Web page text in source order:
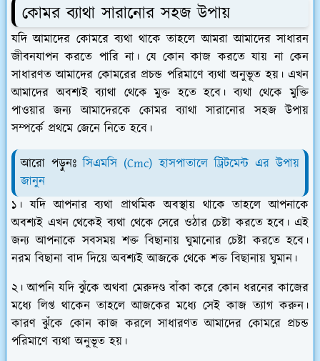
কোমর ব্যাথা সারানোর সহজ উপায়
যদি আমাদের কোমরে ব্যথা থাকে তাহলে আমরা আমাদের সাধারন
জীবনযাপন করতে পারি না। যে কোন কাজ করতে যায় না কেন
সাধারণত আমাদের কোমরের প্রচন্ড পরিমাণে ব্যথা অনুভূত হয়। এখন
আমাদের অবশ্যই ব্যাথা থেকে মুক্ত হতে হবে। ব্যথা থেকে মুক্তি
পাওয়ার জন্য আমাদেরকে কোমর ব্যাথা সারানোর সহজ উপায়
সম্পর্কে প্রথমে জেনে নিতে হবে।
আরো পড়ুনঃসিএমসি (Cmc) হাসপাতালে ট্রিটমেন্ট এর উপায়
জানুন
১। যদি আপনার ব্যথা প্রাথমিক অবস্থায় থাকে তাহলে আপনাকে
অবশ্যই এখন থেকেই ব্যথা থেকে সেরে ওঠার চেষ্টা করতে হবে। এই
জন্য আপনাকে সবসময় শক্ত বিছানায় ঘুমানোর চেষ্টা করতে হবে।
নরম বিছানা বাদ দিয়ে অবশ্যই আজকে থেকে শক্ত বিছানায় ঘুমান।
২। আপনি যদি ঝুঁকে অথবা মেরুদণ্ড বাঁকা করে কোন ধরনের কাজের
মধ্যে লিপ্ত থাকেন তাহলে আজকের মধ্যে সেই কাজ ত্যাগ করুন।
কারণ ঝুঁকে কোন কাজ করলে সাধারণত আমাদের কোমরে প্রচন্ড
পরিমাণে ব্যথা অনুভূত হয়।